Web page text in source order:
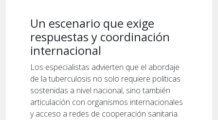
Un escenario que exige
respuestas y coordinación
internacional
Los especialistas advierten que el abordaje
de la tuberculosis no solo requiere políticas
sostenidas a nivel nacional, sino también
articulación con organismos internacionales
y acceso a redes de cooperación sanitaria.